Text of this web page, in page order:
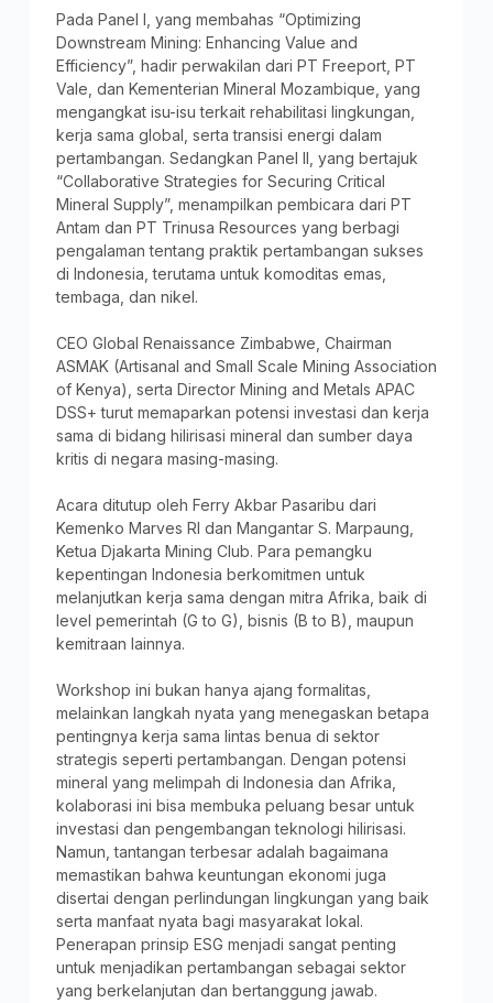
Pada Panel I, yang membahas “Optimizing
Downstream Mining: Enhancing Value and
Efficiency”, hadir perwakilan dari PT Freeport, PT
Vale, dan Kementerian Mineral Mozambique, yang
mengangkat isu-isu terkait rehabilitasi lingkungan,
kerja sama global, serta transisi energi dalam
pertambangan. Sedangkan Panel II, yang bertajuk
“Collaborative Strategies for Securing Critical
Mineral Supply”, menampilkan pembicara dari PT
Antam dan PT Trinusa Resources yang berbagi
pengalaman tentang praktik pertambangan sukses
di Indonesia, terutama untuk komoditas emas,
tembaga, dan nikel.
CEO Global Renaissance Zimbabwe, Chairman
ASMAK (Artisanal and Small Scale Mining Association
of Kenya), serta Director Mining and Metals APAC
DSS+ turut memaparkan potensi investasi dan kerja
sama di bidang hilirisasi mineral dan sumber daya
kritis di negara masing-masing.
Acara ditutup oleh Ferry Akbar Pasaribu dari
Kemenko Marves RI dan Mangantar S. Marpaung,
Ketua Djakarta Mining Club. Para pemangku
kepentingan Indonesia berkomitmen untuk
melanjutkan kerja sama dengan mitra Afrika, baik di
level pemerintah (G to G), bisnis (B to B), maupun
kemitraan lainnya.
Workshop ini bukan hanya ajang formalitas,
melainkan langkah nyata yang menegaskan betapa
pentingnya kerja sama lintas benua di sektor
strategis seperti pertambangan. Dengan potensi
mineral yang melimpah di Indonesia dan Afrika,
kolaborasi ini bisa membuka peluang besar untuk
investasi dan pengembangan teknologi hilirisasi.
Namun, tantangan terbesar adalah bagaimana
memastikan bahwa keuntungan ekonomi juga
disertai dengan perlindungan lingkungan yang baik
serta manfaat nyata bagi masyarakat lokal.
Penerapan prinsip ESG menjadi sangat penting
untuk menjadikan pertambangan sebagai sektor
yang berkelanjutan dan bertanggung jawab.